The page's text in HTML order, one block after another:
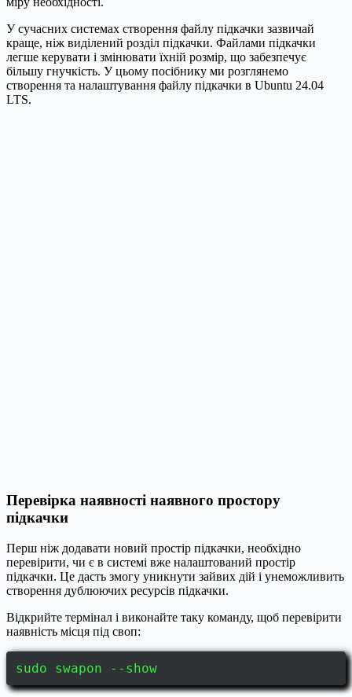
У сучасних системах створення файлу підкачки зазвичай
краще, ніж виділений розділ підкачки. Файлами підкачки
легше керувати і змінювати їхній розмір, що забезпечує
більшу гнучкість. У цьому посібнику ми розглянемо
створення та налаштування файлу підкачки в Ubuntu 24.04
LTS.
Перевірка наявності наявного простору
підкачки
Перш ніж додавати новий простір підкачки, необхідно
перевірити, чи є в системі вже налаштований простір
підкачки. Це дасть змогу уникнути зайвих дій і унеможливить
створення дублюючих ресурсів підкачки.
Відкрийте термінал і виконайте таку команду, щоб перевірити
наявність місця під своп:
sudo swapon --show